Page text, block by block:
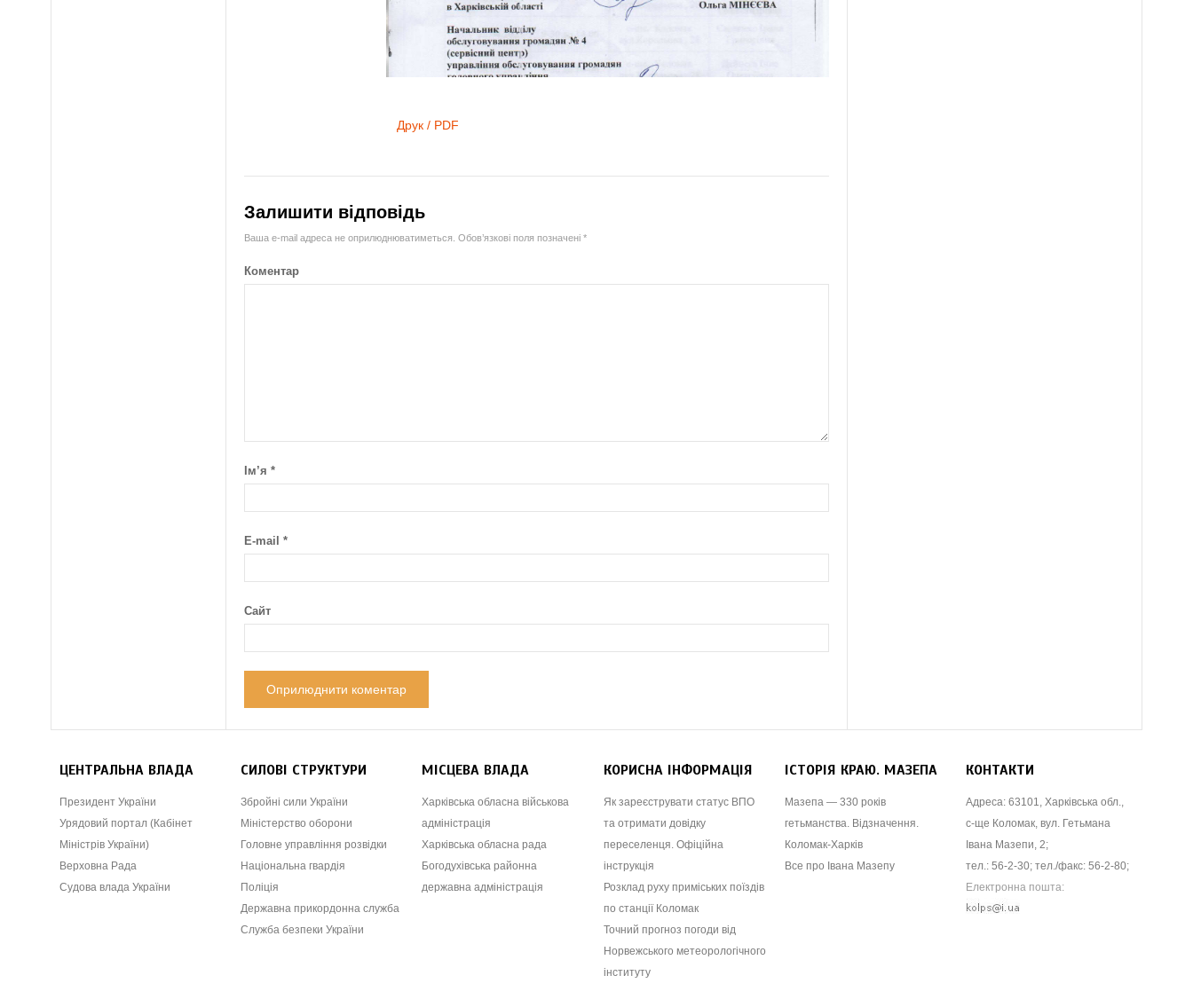
Друк / PDF
Залишити відповідь
Ваша e-mail адреса не оприлюднюватиметься. Обов’язкові поля позначені*
Коментар
Ім’я*
E-mail*
Сайт
ЦЕНТРАЛЬНА ВЛАДА
Президент України
Урядовий портал (Кабінет
Міністрів України)
Верховна Рада
Судова влада України
СИЛОВІ СТРУКТУРИ
Збройні сили України
Міністерство оборони
Головне управління розвідки
Національна гвардія
Поліція
Державна прикордонна служба
Служба безпеки України
МІСЦЕВА ВЛАДА
Харківська обласна військова
адміністрація
Харківська обласна рада
Богодухівська районна
державна адміністрація
КОРИСНА ІНФОРМАЦІЯ
Як зареєструвати статус ВПО
та отримати довідку
переселенця. Офіційна
інструкція
Розклад руху приміських поїздів
по станції Коломак
Точний прогноз погоди від
Норвежського метеорологічного
інституту
ІСТОРІЯ КРАЮ. МАЗЕПА
Мазепа — 330 років
гетьманства. Відзначення.
Коломак-Харків
Все про Івана Мазепу
КОНТАКТИ
Адреса: 63101, Харківська обл.,
с-ще Коломак, вул. Гетьмана
Івана Мазепи, 2;
тел.: 56-2-30; тел./факс: 56-2-80;
Електронна пошта: